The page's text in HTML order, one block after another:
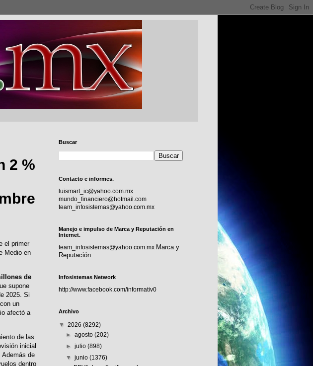
2 %
el primer
Medio en
de
supone
2025. Si
un
afectó a
de las
inicial
Además de
dentro
Buscar
Contacto e informes.
luismart_ic@yahoo.com.mx
mundo_financiero@hotmail.com
team_infosistemas@yahoo.com.mx
Manejo e impulso de Marca y Reputación en
Internet.
team_infosistemas@yahoo.com.mx Marca y
Reputación
Infosistemas Network
http://www.facebook.com/informativ0
Archivo
▼ 2026 (8292)
►agosto(202)
►julio(898)
▼junio(1376)